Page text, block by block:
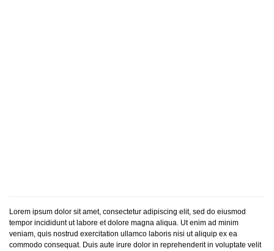
Lorem ipsum dolor sit amet, consectetur adipiscing elit, sed do eiusmod
tempor incididunt ut labore et dolore magna aliqua. Ut enim ad minim
veniam, quis nostrud exercitation ullamco laboris nisi ut aliquip ex ea
commodo consequat. Duis aute irure dolor in reprehenderit in voluptate velit